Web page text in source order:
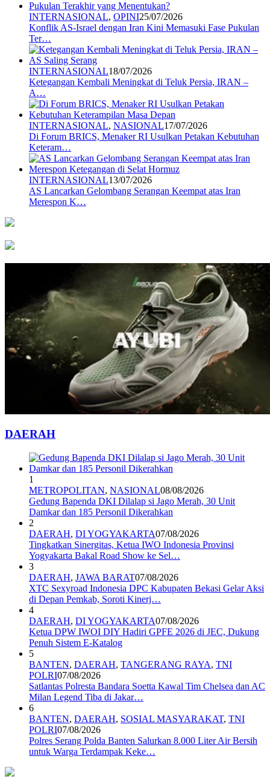
INTERNASIONAL, OPINI25/07/2026
Konflik AS-Israel dengan Iran Kini Memasuki Fase Pukulan
Ter…
INTERNASIONAL18/07/2026
Ketegangan Kembali Meningkat di Teluk Persia, IRAN –
A…
INTERNASIONAL, NASIONAL17/07/2026
Di Forum BRICS, Menaker RI Usulkan Petakan Kebutuhan
Keteram…
INTERNASIONAL13/07/2026
AS Lancarkan Gelombang Serangan Keempat atas Iran
Merespon K…
DAERAH
1
METROPOLITAN, NASIONAL08/08/2026
Gedung Bapenda DKI Dilalap si Jago Merah, 30 Unit
Damkar dan 185 Personil Dikerahkan
2
DAERAH, DI YOGYAKARTA07/08/2026
Tingkatkan Sinergitas, Ketua IWO Indonesia Provinsi
Yogyakarta Bakal Road Show ke Sel…
3
DAERAH, JAWA BARAT07/08/2026
XTC Sexyroad Indonesia DPC Kabupaten Bekasi Gelar Aksi
di Depan Pemkab, Soroti Kinerj…
4
DAERAH, DI YOGYAKARTA07/08/2026
Ketua DPW IWOI DIY Hadiri GPFE 2026 di JEC, Dukung
Penuh Sistem E-Katalog
5
BANTEN, DAERAH, TANGERANG RAYA, TNI
POLRI07/08/2026
Satlantas Polresta Bandara Soetta Kawal Tim Chelsea dan AC
Milan Legend Tiba di Jakar…
6
BANTEN, DAERAH, SOSIAL MASYARAKAT, TNI
POLRI07/08/2026
Polres Serang Polda Banten Salurkan 8.000 Liter Air Bersih
untuk Warga Terdampak Keke…